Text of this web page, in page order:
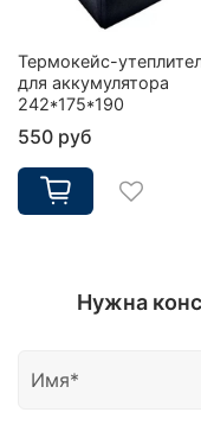
Термокейс-
для аккумулятора
242*175*190
550 руб
Нужна